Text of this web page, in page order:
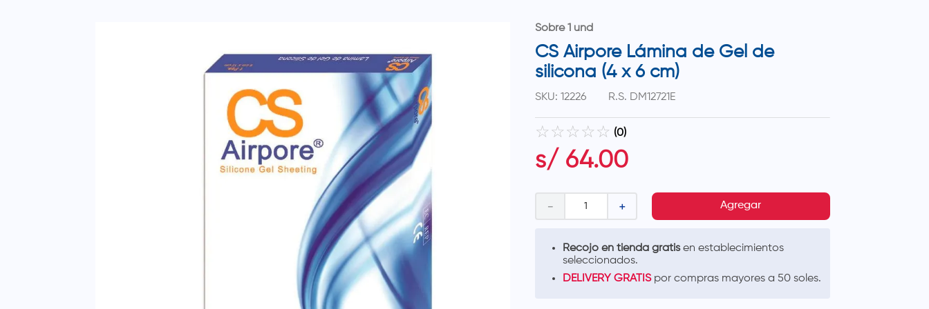
Sobre 1 und
CS Airpore Lámina de Gel de
silicona (4 x 6 cm)
SKU: 12226 R.S. DM12721E
☆ ☆ ☆ ☆ ☆ (0)
s/ 64.00
＋
－ Agregar
Recojo en tienda gratisen establecimientos
seleccionados.
DELIVERY GRATISpor compras mayores a 50 soles.